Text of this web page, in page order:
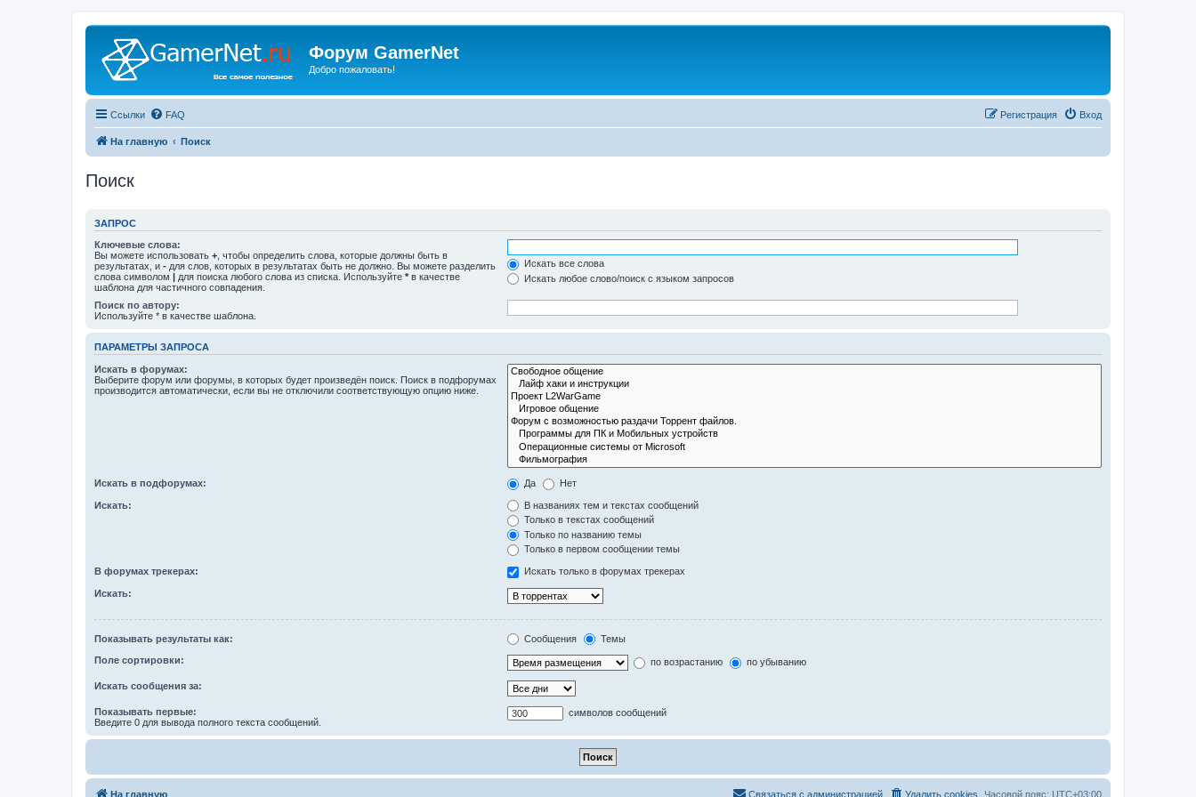
Форум GamerNet
Добро пожаловать!
Ссылки FAQ Вход
Регистрация
На главную Поиск
Поиск
ЗАПРОС
Ключевые слова:
Вы можете использовать + , чтобы определить слова, которые должны быть в
результатах, и - для слов, которых в результатах быть не должно. Вы можете разделить
слова символом | для поиска любого слова из списка. Используйте * в качестве
шаблона для частичного совпадения.
Искать все слова
Искать любое слово/поиск с языком запросов
Поиск по автору:
Используйте * в качестве шаблона.
ПАРАМЕТРЫ ЗАПРОСА
Искать в форумах:
Выберите форум или форумы, в которых будет произведён поиск. Поиск в подфорумах
производится автоматически, если вы не отключили соответствующую опцию ниже.
Искать в подфорумах: Да Нет
Искать:
В названиях тем и текстах сообщений
Только в текстах сообщений
Только по названию темы
Только в первом сообщении темы
В форумах трекерах: Искать только в форумах трекерах
Искать:
Показывать результаты как: Сообщения Темы
Поле сортировки: по возрастанию по убыванию
Искать сообщения за:
Показывать первые:
Введите 0 для вывода полного текста сообщений.
символов сообщений
На главную Часовой пояс: UTC+03:00
Удалить cookies
Связаться с администрацией